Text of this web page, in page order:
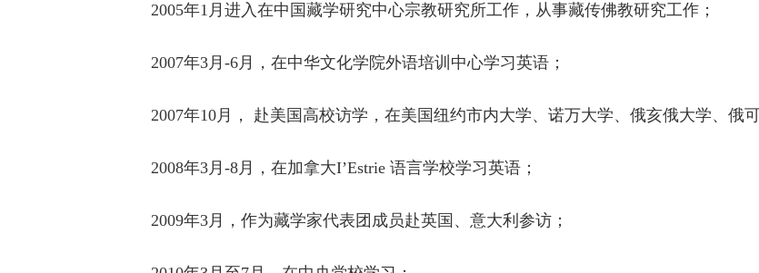
2005年1月进入在中国藏学研究中心宗教研究所工作，从事藏传佛教研究工作；
2007年3月-6月，在中华文化学院外语培训中心学习英语；
2007年10月， 赴美国高校访学，在美国纽约市内大学、诺万大学、俄亥俄大学、俄
2008年3月-8月，在加拿大I’Estrie 语言学校学习英语；
2009年3月，作为藏学家代表团成员赴英国、意大利参访；